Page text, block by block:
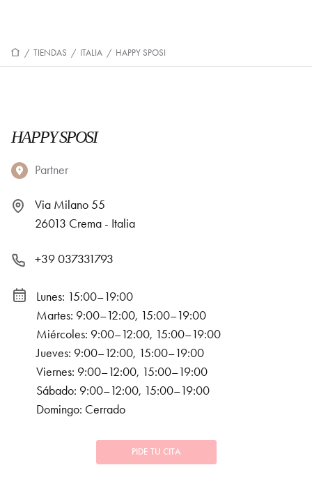
/ TIENDAS / ITALIA / HAPPY SPOSI
HAPPY SPOSI
Partner
Via Milano 55
26013 Crema - Italia
+39 037331793
Lunes: 15:00–19:00
Martes: 9:00–12:00, 15:00–19:00
Miércoles: 9:00–12:00, 15:00–19:00
Jueves: 9:00–12:00, 15:00–19:00
Viernes: 9:00–12:00, 15:00–19:00
Sábado: 9:00–12:00, 15:00–19:00
Domingo: Cerrado
PIDE TU CITA